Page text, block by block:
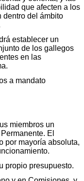
que afecten a los
dentro del ámbito
establecer un
de los gallegos
en las
a mandato
miembros un
El
por mayoría absoluta,
propio presupuesto.